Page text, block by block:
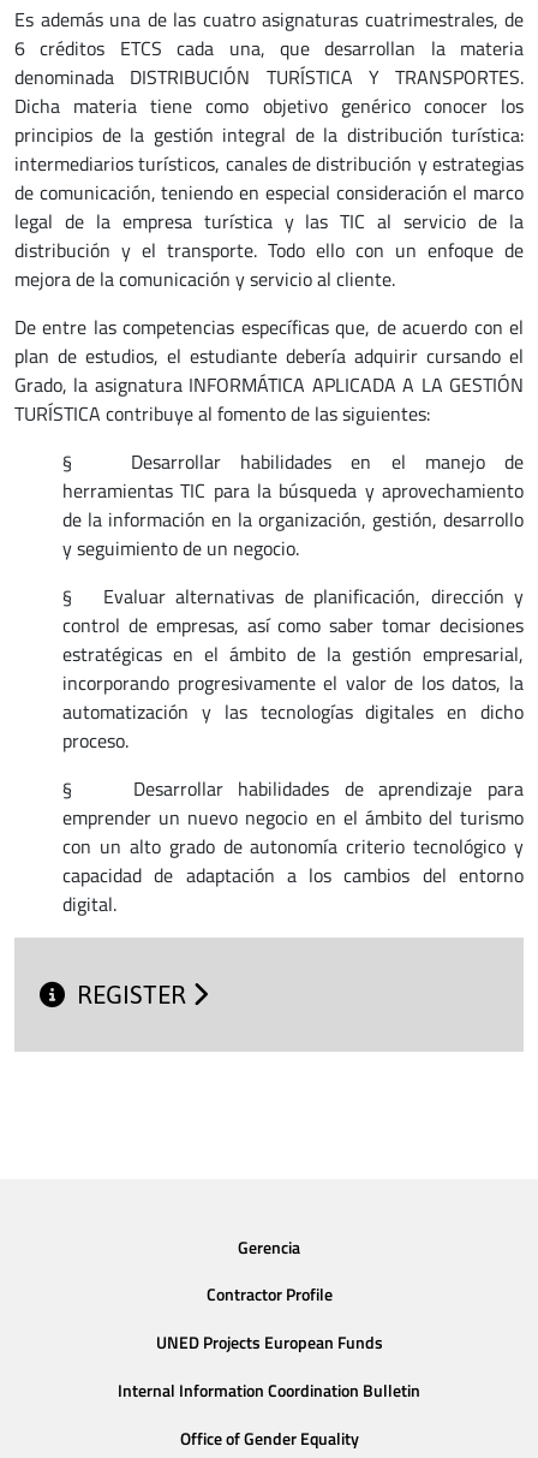
Es además una de las cuatro asignaturas cuatrimestrales, de
6 créditos ETCS cada una, que desarrollan la materia
denominada DISTRIBUCIÓN TURÍSTICA Y TRANSPORTES.
Dicha materia tiene como objetivo genérico conocer los
principios de la gestión integral de la distribución turística:
intermediarios turísticos, canales de distribución y estrategias
de comunicación, teniendo en especial consideración el marco
legal de la empresa turística y las TIC al servicio de la
distribución y el transporte. Todo ello con un enfoque de
mejora de la comunicación y servicio al cliente.
De entre las competencias específicas que, de acuerdo con el
plan de estudios, el estudiante debería adquirir cursando el
Grado, la asignatura INFORMÁTICA APLICADA A LA GESTIÓN
TURÍSTICA contribuye al fomento de las siguientes:
§ Desarrollar habilidades en el manejo de
herramientas TIC para la búsqueda y aprovechamiento
de la información en la organización, gestión, desarrollo
y seguimiento de un negocio.
§ Evaluar alternativas de planificación, dirección y
control de empresas, así como saber tomar decisiones
estratégicas en el ámbito de la gestión empresarial,
incorporando progresivamente el valor de los datos, la
automatización y las tecnologías digitales en dicho
proceso.
§ Desarrollar habilidades de aprendizaje para
emprender un nuevo negocio en el ámbito del turismo
con un alto grado de autonomía criterio tecnológico y
capacidad de adaptación a los cambios del entorno
digital.
REGISTER
Gerencia
Contractor Profile
UNED Projects European Funds
Internal Information Coordination Bulletin
Office of Gender Equality